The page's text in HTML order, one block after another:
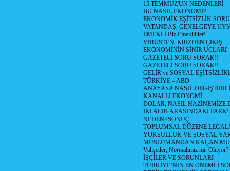
15 TEMMUZ'UN NEDENLERİ
BU NASIL EKONOMİ?
EKONOMİK EŞİTSİZLİK
VATANDAŞ, GENELGEYE
EMEKLİ Biz Emeklililer!
VİRÜSTEN, KRİZDEN ÇIKIŞ
EKONOMİNİN SİNİR UCLARI
GAZETECİ SORU SORAR!!
GAZETECİ SORU SORAR!!
GELİR ve SOSYAL
TÜRKİYE – ABD
ANAYASA NASIL
KANALLI EKONOMİ
DOLAR, NASIL HAZİNEMİZE
İKİ ACIK ARASINDAKİ FARK!
NEDEN>SONUÇ
TOPLUMSAL DÜZENE
YOKSULLUK VE SOSYAL
MÜSLÜMANDAN KAÇAN
Vahşetler, Normalimiz mi, Oluyor?
İŞÇİLER VE SORUNLARI
TÜRKİYE’NİN EN ÖNEMLİ